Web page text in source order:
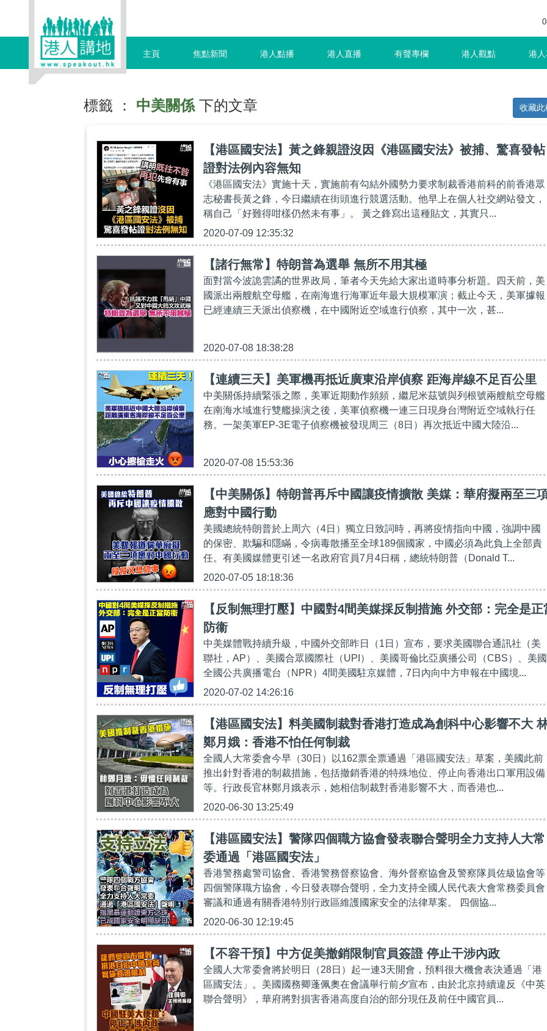
主頁 焦點新聞 港人點播 港人直播 有聲專欄 港人觀點 港
標籤 ： 中美關係 下的文章 收藏此
【港區國安法】黃之鋒親證沒因《港區國安法》被捕、驚喜發帖
證對法例內容無知
《港區國安法》實施十天，實施前有勾結外國勢力要求制裁香港前科的前香港眾
志秘書長黃之鋒，今日繼續在街頭進行競選活動。他早上在個人社交網站發文，
稱自己「好難得咁樣仍然未有事」。 黃之鋒寫出這種貼文，其實只...
2020-07-09 12:35:32
【諸行無常】特朗普為選舉 無所不用其極
面對當今波詭雲譎的世界政局，筆者今天先給大家出道時事分析題。四天前，美
國派出兩艘航空母艦，在南海進行海軍近年最大規模軍演；截止今天，美軍據報
已經連續三天派出偵察機，在中國附近空域進行偵察，其中一次，甚...
2020-07-08 18:38:28
【連續三天】美軍機再抵近廣東沿岸偵察 距海岸線不足百公里
中美關係持續緊張之際，美軍近期動作頻頻，繼尼米茲號與列根號兩艘航空母艦
在南海水域進行雙艦操演之後，美軍偵察機一連三日現身台灣附近空域執行任
務。一架美軍EP-3E電子偵察機被發現周三（8日）再次抵近中國大陸沿...
2020-07-08 15:53:36
【中美關係】特朗普再斥中國讓疫情擴散 美媒：華府擬兩至三
應對中國行動
美國總統特朗普於上周六（4日）獨立日致詞時，再將疫情指向中國，強調中國
的保密、欺騙和隱瞞，令病毒散播至全球189個國家，中國必須為此負上全部責
任。有美國媒體更引述一名政府官員7月4日稱，總統特朗普（Donald T...
2020-07-05 18:18:36
【反制無理打壓】中國對4間美媒採反制措施 外交部：完全是正
防衞
中美媒體戰持續升級，中國外交部昨日（1日）宣布，要求美國聯合通訊社（美
聯社，AP）、美國合眾國際社（UPI）、美國哥倫比亞廣播公司（CBS）、美國
全國公共廣播電台（NPR）4間美國駐京媒體，7日內向中方申報在中國境...
2020-07-02 14:26:16
【港區國安法】料美國制裁對香港打造成為創科中心影響不大
鄭月娥：香港不怕任何制裁
全國人大常委會今早（30日）以162票全票通過「港區國安法」草案，美國此前
推出針對香港的制裁措施，包括撤銷香港的特殊地位、停止向香港出口軍用設備
等。行政長官林鄭月娥表示，她相信制裁對香港影響不大，而香港也...
2020-06-30 13:25:49
【港區國安法】警隊四個職方協會發表聯合聲明全力支持人大常
委通過「港區國安法」
香港警務處警司協會、香港警務督察協會、海外督察協會及警察隊員佐級協會等
四個警隊職方協會，今日發表聯合聲明，全力支持全國人民代表大會常務委員會
審議和通過有關香港特別行政區維護國家安全的法律草案。 四個協...
2020-06-30 12:19:45
【不容干預】中方促美撤銷限制官員簽證 停止干涉內政
全國人大常委會將於明日（28日）起一連3天開會，預料很大機會表決通過「港
區國安法」。美國國務卿蓬佩奧在會議舉行前夕宣布，由於北京持續違反《中英
聯合聲明》，華府將對損害香港高度自治的部分現任及前任中國官員...